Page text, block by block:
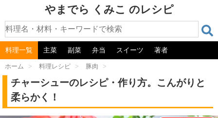
やまでら くみこ のレシピ
料理一覧 主菜 副菜 弁当 スイーツ 著者
ホーム > 料理レシピ > 豚肉 >
チャーシューのレシピ・作り方。こんがりと
柔らかく！